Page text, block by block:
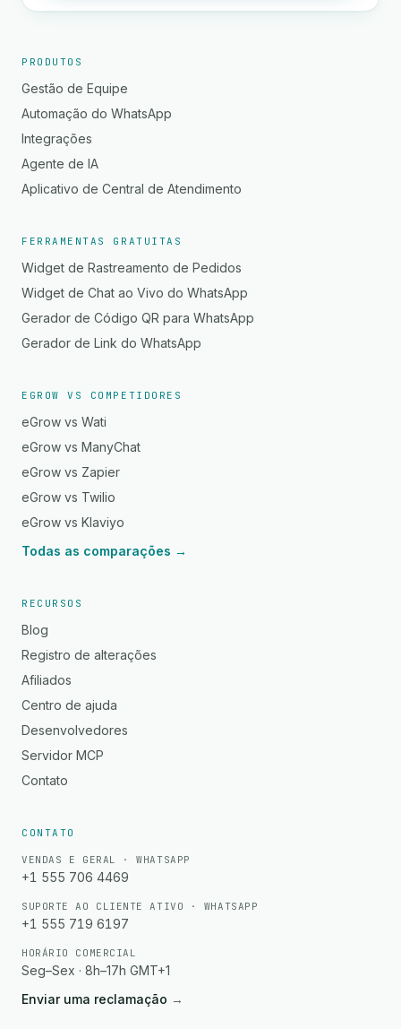
PRODUTOS
Gestão de Equipe
Automação do WhatsApp
Integrações
Agente de IA
Aplicativo de Central de Atendimento
FERRAMENTAS GRATUITAS
Widget de Rastreamento de Pedidos
Widget de Chat ao Vivo do WhatsApp
Gerador de Código QR para WhatsApp
Gerador de Link do WhatsApp
EGROW VS COMPETIDORES
eGrow vs Wati
eGrow vs ManyChat
eGrow vs Zapier
eGrow vs Twilio
eGrow vs Klaviyo
Todas as comparações →
RECURSOS
Blog
Registro de alterações
Afiliados
Centro de ajuda
Desenvolvedores
Servidor MCP
Contato
CONTATO
VENDAS E GERAL · WHATSAPP
+1 555 706 4469
SUPORTE AO CLIENTE ATIVO · WHATSAPP
+1 555 719 6197
HORÁRIO COMERCIAL
Seg–Sex · 8h–17h GMT+1
Enviar uma reclamação →